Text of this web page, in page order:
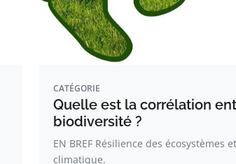
CATÉGORIE
Quelle est la corrélation
biodiversité ?
EN BREF Résilience des
climatique.